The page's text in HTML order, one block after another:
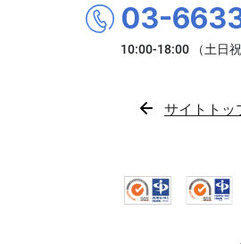
03-
サイトトッ